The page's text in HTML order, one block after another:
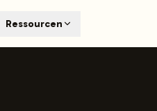
engines like
Ressourcen